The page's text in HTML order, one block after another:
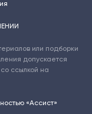
«Ассист»
или подборки
допускается
ссылкой на